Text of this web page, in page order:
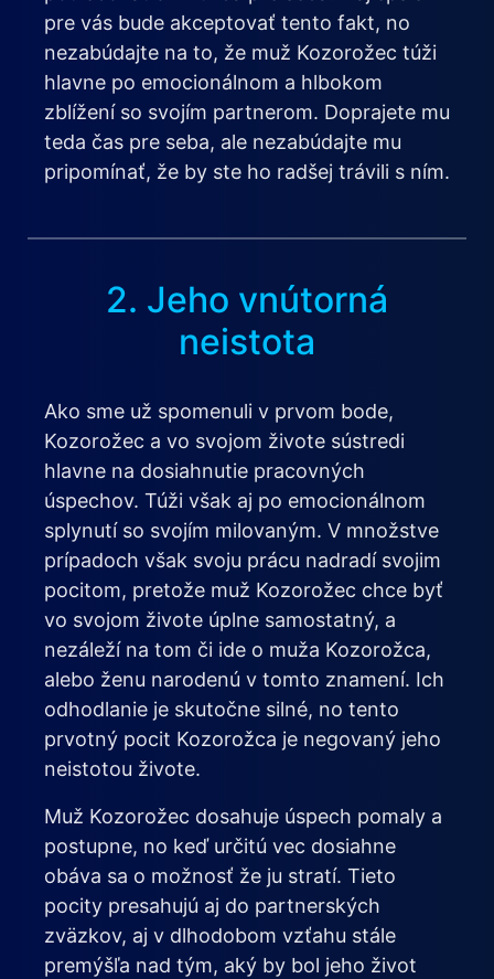
pre vás bude akceptovať tento fakt, no
nezabúdajte na to, že muž Kozorožec túži
hlavne po emocionálnom a hlbokom
zblížení so svojím partnerom. Doprajete mu
teda čas pre seba, ale nezabúdajte mu
pripomínať, že by ste ho radšej trávili s ním.
2. Jeho vnútorná
neistota
Ako sme už spomenuli v prvom bode,
Kozorožec a vo svojom živote sústredi
hlavne na dosiahnutie pracovných
úspechov. Túži však aj po emocionálnom
splynutí so svojím milovaným. V množstve
prípadoch však svoju prácu nadradí svojim
pocitom, pretože muž Kozorožec chce byť
vo svojom živote úplne samostatný, a
nezáleží na tom či ide o muža Kozorožca,
alebo ženu narodenú v tomto znamení. Ich
odhodlanie je skutočne silné, no tento
prvotný pocit Kozorožca je negovaný jeho
neistotou živote.
Muž Kozorožec dosahuje úspech pomaly a
postupne, no keď určitú vec dosiahne
obáva sa o možnosť že ju stratí. Tieto
pocity presahujú aj do partnerských
zväzkov, aj v dlhodobom vzťahu stále
premýšľa nad tým, aký by bol jeho život